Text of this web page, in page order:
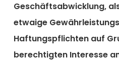
Geschäftsabwicklung,
etwaige
Haftungspflichten auf
berechtigten Interesse